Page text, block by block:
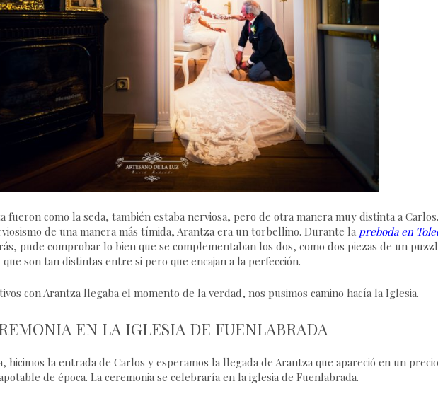
fueron como la seda, también estaba nerviosa, pero de otra manera muy distinta a Carlos.
de una manera más tímida, Arantza era un torbellino. Durante la preboda en
pude comprobar lo bien que se complementaban los dos, como dos piezas de un
que son tan distintas entre si pero que encajan a la perfección.
con Arantza llegaba el momento de la verdad, nos pusimos camino hacía la Iglesia.
EN LA IGLESIA DE FUENLABRADA
hicimos la entrada de Carlos y esperamos la llegada de Arantza que apareció en un
de época. La ceremonia se celebraría en la iglesia de Fuenlabrada.